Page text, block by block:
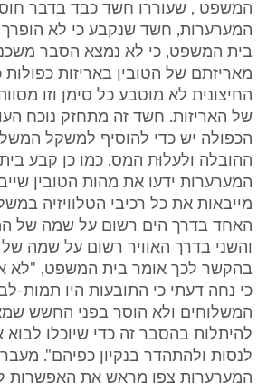
המשפט , שעוררו חשד כבד בדבר
המערערות, חשד שנקבע כי לא הופרך
בית המשפט, כי לא נמצא הסבר
מאריזתם של הטובין באריזות
החיצונית לא מוטבע כל סימן וזו
של האריזות. חשד זה מתחזק נוכח
הכפולה יש כדי להוסיף למשקל
ההובלה ולעלוּת המס. כמו כן קבע
המערערות ידעו את מהות הטובין
מייבאות את כל רכיבי הטלוויזיה
האחד בדרך הים רשום על שמה של
והשני בדרך האוויר רשום על שמה
בהקשר לכך אומר בית המשפט, "לא
כי נחה דעתי כי התובעות היו תמות-
המשלוחים ולא הוסר בפני החשש
להיתלות בהסבר זה כדי שיוכלו
לנסות ולהתהדר בנקיון כפיהם".
המערערות צפו מראש את האפשרות